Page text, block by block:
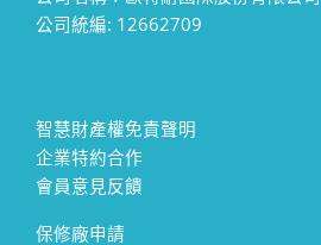
公司統編: 12662709
智慧財產權免責聲明
企業特約合作
會員意見反饋
保修廠申請